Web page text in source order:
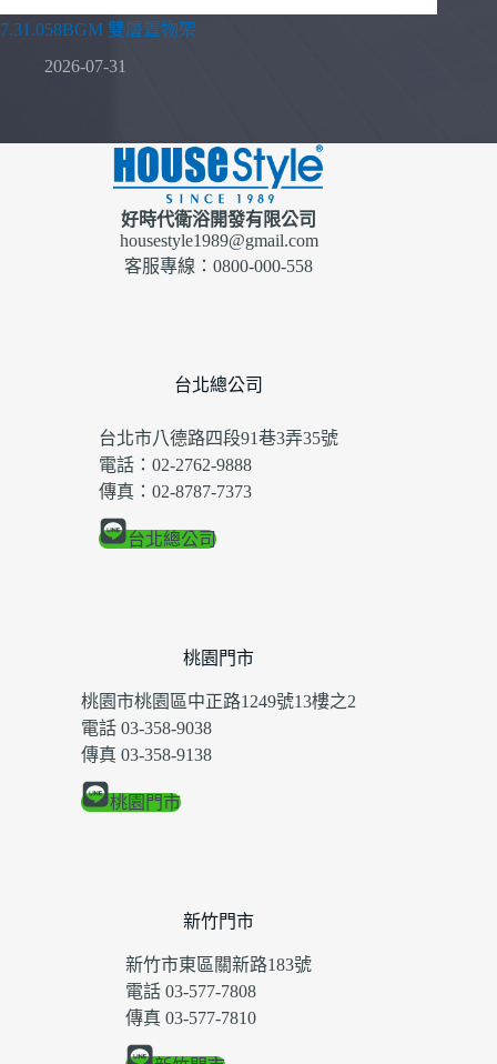
7.31.058BGM 雙層置物架
2026-07-31
好時代衛浴開發有限公司
housestyle1989@gmail.com
客服專線：0800-000-558
台北總公司
台北市八德路四段91巷3弄35號
電話：02-2762-9888
傳真：02-8787-7373
台北總公司
桃園門市
桃園市桃園區中正路1249號13樓之2
電話 03-358-9038
傳真 03-358-9138
桃園門市
新竹門市
新竹市東區關新路183號
電話 03-577-7808
傳真 03-577-7810